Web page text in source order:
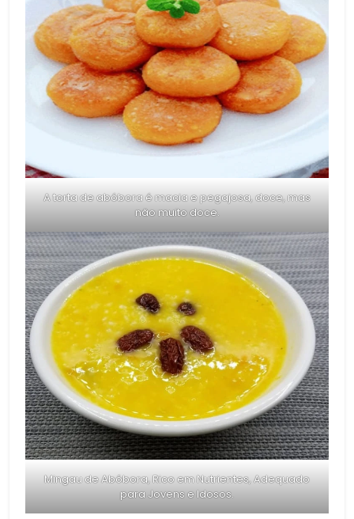
A torta de abóbora é macia e pegajosa, doce, mas
não muito doce.
Mingau de Abóbora, Rico em Nutrientes, Adequado
para Jovens e Idosos.